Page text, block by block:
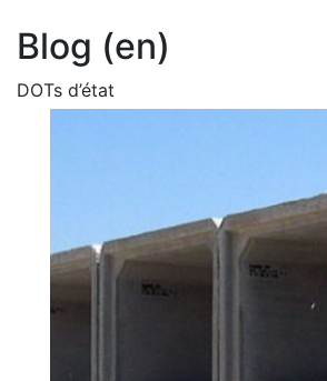
Blog (en)
DOTs d’état